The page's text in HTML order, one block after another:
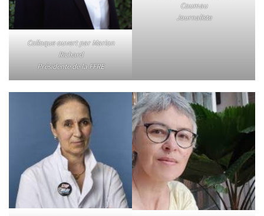
Colloque ouvert par Marion
Richard
Présidente de la FFRE
Coumau
Journaliste